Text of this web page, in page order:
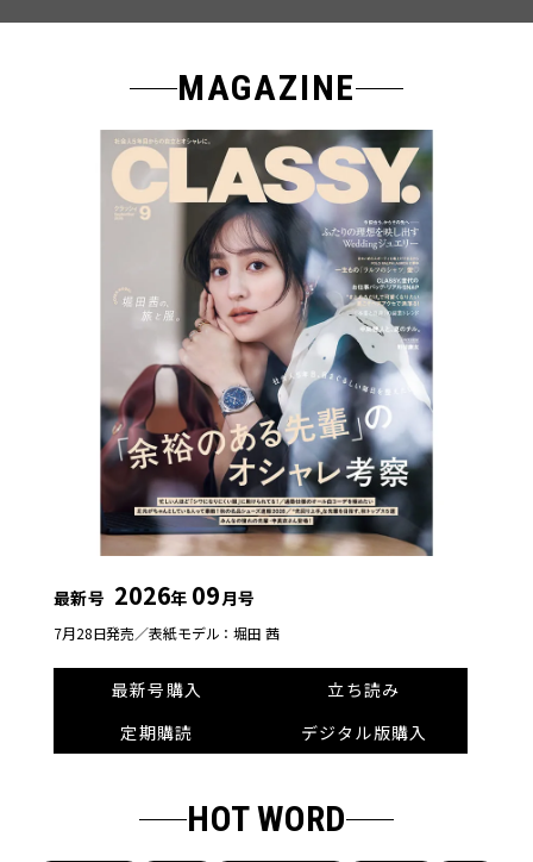
MAGAZINE
最新号 2026年 09月号
7月28日発売／表紙モデル：堀田 茜
最新号購入
立ち読み
定期購読
デジタル版購入
HOT WORD